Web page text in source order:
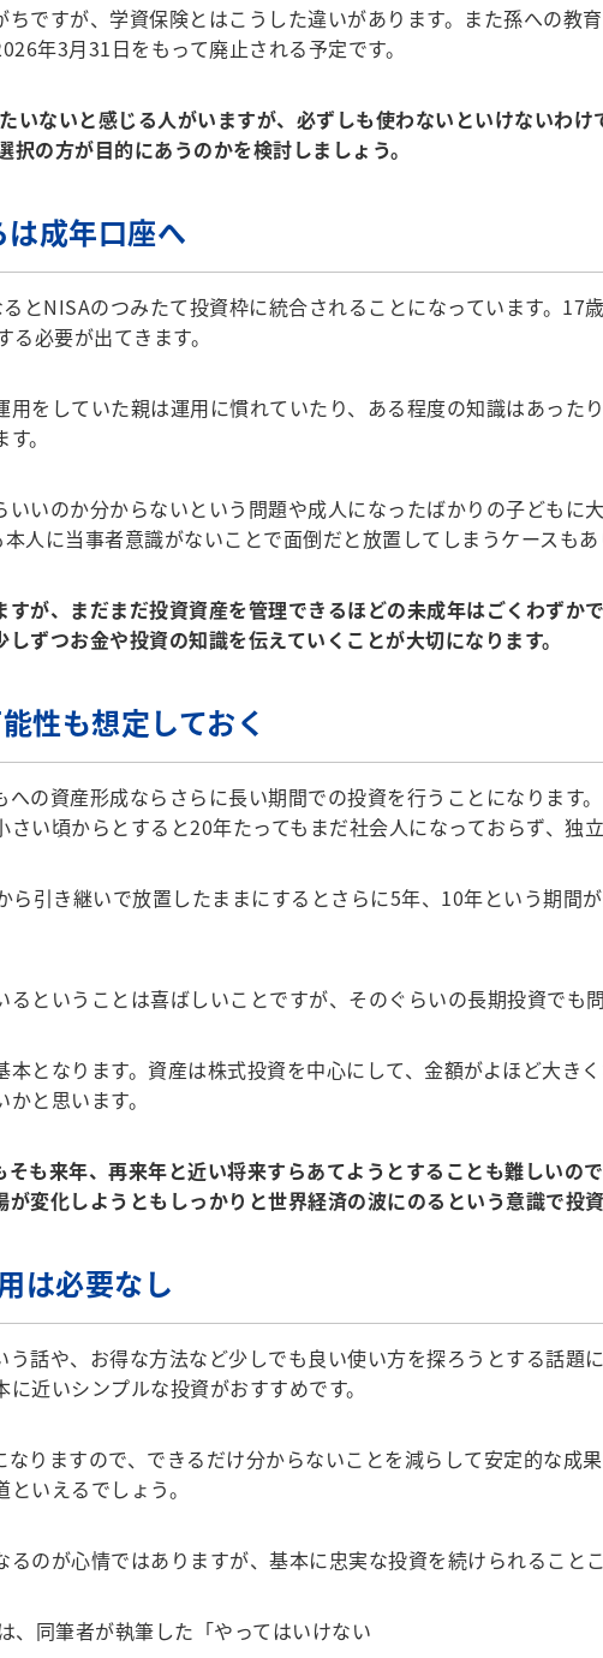
ですが、学資保険とはこうした違いがあります。また孫への教
年3月31日をもって廃止される予定です。
ないと感じる人がいますが、必ずしも使わないといけないわ
の方が目的にあうのかを検討しましょう。
成年口座へ
とNISAのつみたて投資枠に統合されることになっています。17
必要が出てきます。
をしていた親は運用に慣れていたり、ある程度の知識はあった
。
いのか分からないという問題や成人になったばかりの子どもに
人に当事者意識がないことで面倒だと放置してしまうケースもあ
が、まだまだ投資資産を管理できるほどの未成年はごくわずか
ずつお金や投資の知識を伝えていくことが大切になります。
性も想定しておく
の資産形成ならさらに長い期間での投資を行うことになります
い頃からとすると20年たってもまだ社会人になっておらず、独
引き継いで放置したままにするとさらに5年、10年という期間
ということは喜ばしいことですが、そのぐらいの長期投資でも
となります。資産は株式投資を中心にして、金額がよほど大き
と思います。
も来年、再来年と近い将来すらあてようとすることも難しいの
変化しようともしっかりと世界経済の波にのるという意識で投資
は必要なし
話や、お得な方法など少しでも良い使い方を探ろうとする話題
近いシンプルな投資がおすすめです。
りますので、できるだけ分からないことを減らして安定的な成
いえるでしょう。
のが心情ではありますが、基本に忠実な投資を続けられること
、同筆者が執筆した「やってはいけない